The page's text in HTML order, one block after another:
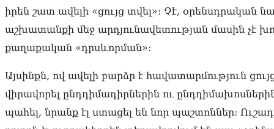
իրեն շատ ավելի «ցույց տվել»: Չէ, օրենսդրական
աշխատանքի մեջ արդյունավետության մասին չէ
քաղաքական «դրսևորման»:
Այսինքն, ով ավելի բարձր է հավատարմություն
վիրավորել ընդդիմադիրներին ու
պահել, նրանք էլ ստացել են նոր պաշտոններ: